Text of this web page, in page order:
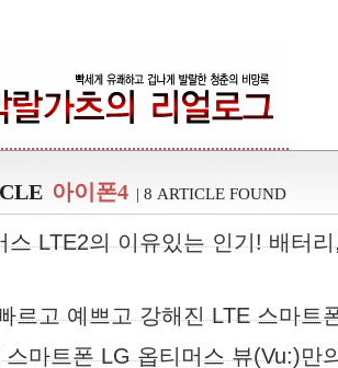
아이폰4 | 8 ARTICLE FOUND
스 LTE2의 이유있는 인기! 배터
르고 예쁘고 강해진 LTE 스마트
스마트폰 LG 옵티머스 뷰(Vu:)만